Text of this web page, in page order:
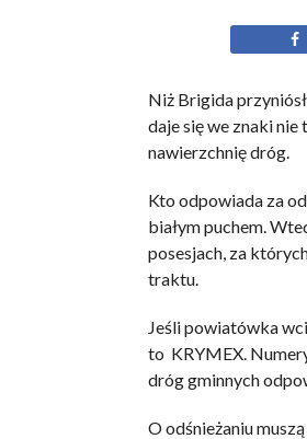
Niż Brigida
daje się we znaki
nawierzchnię dróg.
Kto odpowiada za
białym puchem.
posesjach, za
traktu.
Jeśli powiatówka
to KRYMEX.
dróg gminnych
O odśnieżaniu